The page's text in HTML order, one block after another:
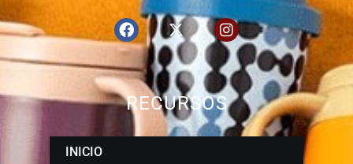
RECURSOS
INICIO